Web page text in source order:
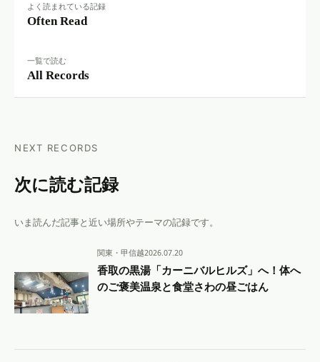
よく読まれている記録
Often Read
一覧で読む
All Records
NEXT RECORDS
次に読む記録
いま読んだ記事と近い場所やテーマの記録です。
関東・甲信越2026.07.20
香取の黒湯「カーニバルヒルズ」へ！体へ
のご褒美温泉と食堂さわの昼ごはん